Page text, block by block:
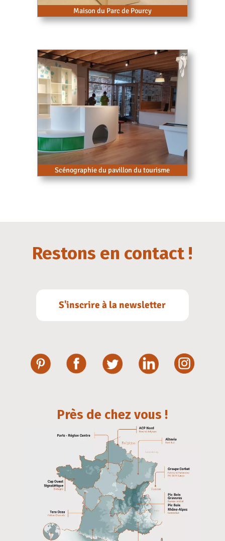
Maison du Parc de Pourcy
Scénographie du pavillon du tourisme
Restons en contact !
S'inscrire à la newsletter
Près de chez vous !